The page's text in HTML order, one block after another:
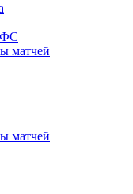
матчей
матчей